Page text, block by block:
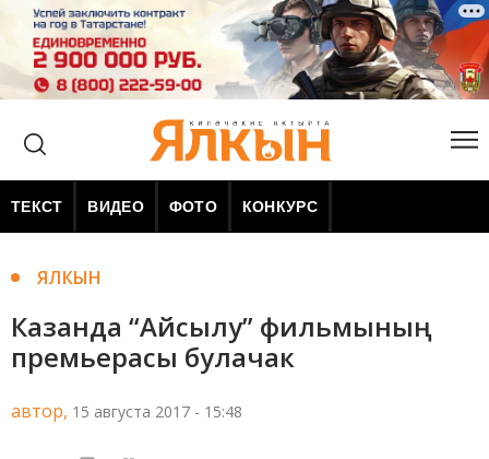
ТЕКСТ ВИДЕО ФОТО КОНКУРС
ЯЛКЫН
Казанда “Айсылу” фильмының
премьерасы булачак
автор, 15 августа 2017 - 15:48